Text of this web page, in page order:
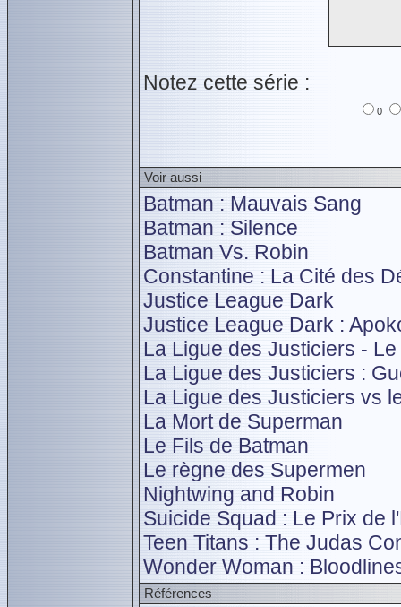
Notez cette série :
0
Voir aussi
Batman : Mauvais Sang
Batman : Silence
Batman Vs. Robin
Constantine : La Cité des
Justice League Dark
Justice League Dark :
La Ligue des Justiciers -
La Ligue des Justiciers :
La Ligue des Justiciers vs
La Mort de Superman
Le Fils de Batman
Le règne des Supermen
Nightwing and Robin
Suicide Squad : Le Prix de
Teen Titans : The Judas
Wonder Woman :
Références